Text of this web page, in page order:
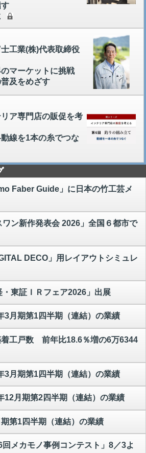
士工業(株)代表取締役
マーケットに挑戦
及をめざす
ア専門店の販促を考
線を1本の糸でつな
Faber Guide」に日本の竹工芸メ
ン新作発表会 2026」全国６都市で
DECO」用レイアウトシミュレ
東証ＩＲフェア2026」出展
月期第1四半期（連結）の業績
工戸数 前年比18.6％増の6万6344
月期第1四半期（連結）の業績
月期第2四半期（連結）の業績
第1四半期（連結）の業績
メカモノ事例コンテスト」8／3よ